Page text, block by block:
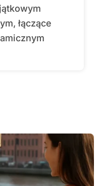
łączące